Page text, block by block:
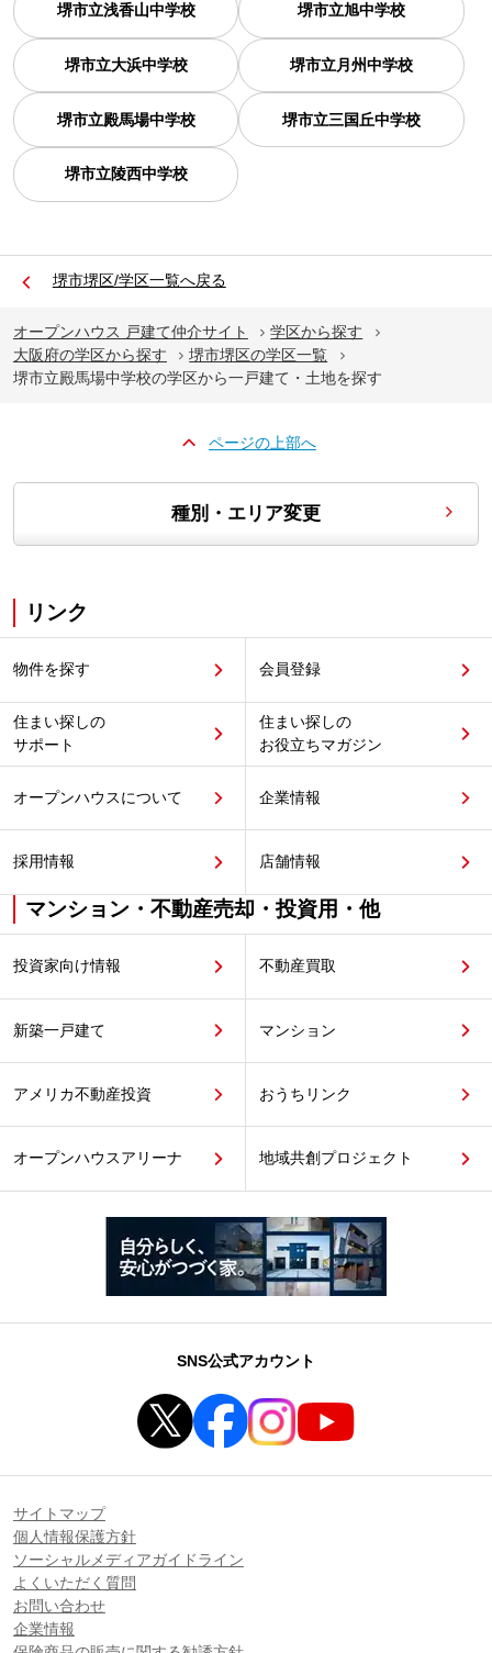
堺市立浅香山中学校 堺市立旭中学校
堺市立大浜中学校 堺市立月州中学校
堺市立殿馬場中学校 堺市立三国丘中学校
堺市立陵西中学校
堺市堺区/学区一覧へ戻る
オープンハウス 戸建て仲介サイト
学区から探す
大阪府の学区から探す
堺市堺区の学区一覧
堺市立殿馬場中学校の学区から一戸建て・土地を探す
ページの上部へ
種別・エリア変更
リンク
物件を探す 会員登録
住まい探しの
サポート
住まい探しの
お役立ちマガジン
オープンハウスについて 企業情報
採用情報 店舗情報
マンション・不動産売却・投資用・他
投資家向け情報 不動産買取
新築一戸建て マンション
アメリカ不動産投資 おうちリンク
オープンハウスアリーナ 地域共創プロジェクト
SNS公式アカウント
サイトマップ
個人情報保護方針
ソーシャルメディアガイドライン
よくいただく質問
お問い合わせ
企業情報